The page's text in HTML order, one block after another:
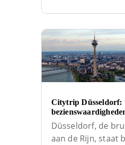
Citytrip Düsseldorf:
Düsseldorf, de
aan de Rijn, staat